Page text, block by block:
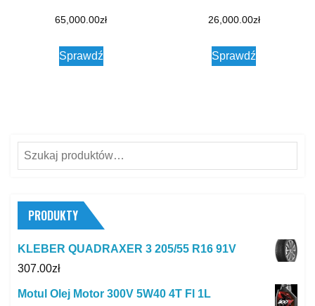
65,000.00zł
Sprawdź
26,000.00zł
Sprawdź
Szukaj:
PRODUKTY
KLEBER QUADRAXER 3 205/55 R16 91V
307.00zł
Motul Olej Motor 300V 5W40 4T Fl 1L